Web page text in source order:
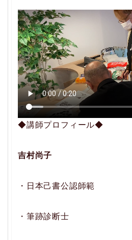
◆講師プロフィール◆
吉村尚子
・日本己書公認師範
・筆跡診断士